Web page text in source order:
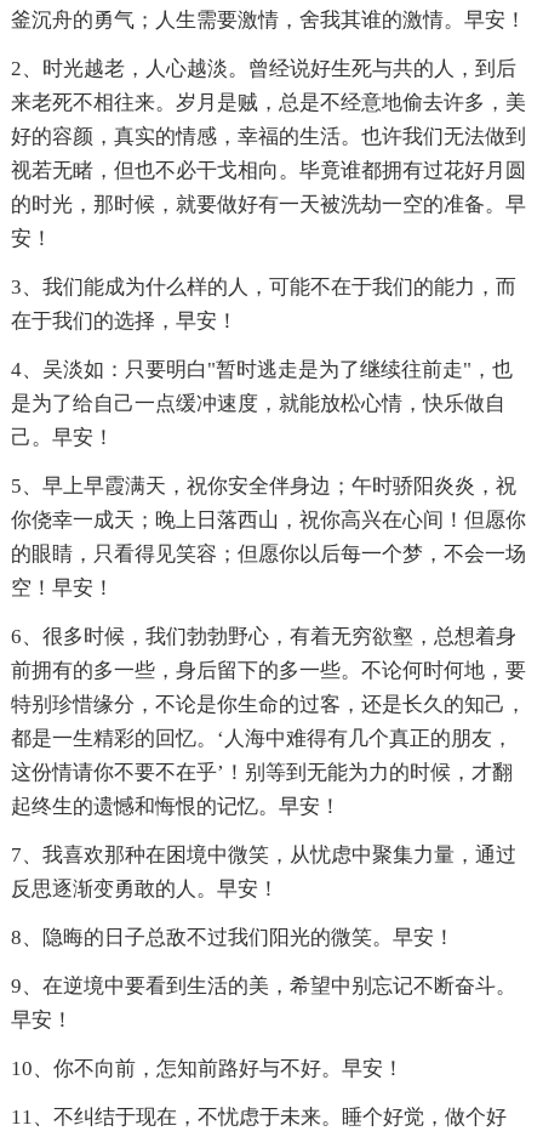
釜沉舟的勇气；人生需要激情，舍我其谁的激情。早安！
2、时光越老，人心越淡。曾经说好生死与共的人，到后
来老死不相往来。岁月是贼，总是不经意地偷去许多，美
好的容颜，真实的情感，幸福的生活。也许我们无法做到
视若无睹，但也不必干戈相向。毕竟谁都拥有过花好月圆
的时光，那时候，就要做好有一天被洗劫一空的准备。早
安！
3、我们能成为什么样的人，可能不在于我们的能力，而
在于我们的选择，早安！
4、吴淡如：只要明白"暂时逃走是为了继续往前走"，也
是为了给自己一点缓冲速度，就能放松心情，快乐做自
己。早安！
5、早上早霞满天，祝你安全伴身边；午时骄阳炎炎，祝
你侥幸一成天；晚上日落西山，祝你高兴在心间！但愿你
的眼睛，只看得见笑容；但愿你以后每一个梦，不会一场
空！早安！
6、很多时候，我们勃勃野心，有着无穷欲壑，总想着身
前拥有的多一些，身后留下的多一些。不论何时何地，要
特别珍惜缘分，不论是你生命的过客，还是长久的知己，
都是一生精彩的回忆。‘人海中难得有几个真正的朋友，
这份情请你不要不在乎’！别等到无能为力的时候，才翻
起终生的遗憾和悔恨的记忆。早安！
7、我喜欢那种在困境中微笑，从忧虑中聚集力量，通过
反思逐渐变勇敢的人。早安！
8、隐晦的日子总敌不过我们阳光的微笑。早安！
9、在逆境中要看到生活的美，希望中别忘记不断奋斗。
早安！
10、你不向前，怎知前路好与不好。早安！
11、不纠结于现在，不忧虑于未来。睡个好觉，做个好